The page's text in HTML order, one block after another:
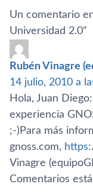
Un comentario
Universidad 2.0”
Rubén Vinagre
14 julio, 2010 a
Hola, Juan
experiencia
;-)Para más
gnoss.com,
Vinagre
Comentarios